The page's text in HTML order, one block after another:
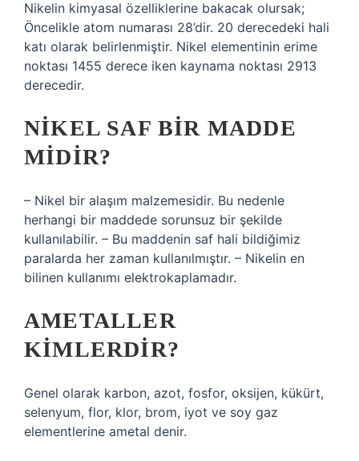
Nikelin kimyasal özelliklerine bakacak olursak;
Öncelikle atom numarası 28’dir. 20 derecedeki hali
katı olarak belirlenmiştir. Nikel elementinin erime
noktası 1455 derece iken kaynama noktası 2913
derecedir.
NIKEL SAF BIR MADDE
MIDIR?
– Nikel bir alaşım malzemesidir. Bu nedenle
herhangi bir maddede sorunsuz bir şekilde
kullanılabilir. – Bu maddenin saf hali bildiğimiz
paralarda her zaman kullanılmıştır. – Nikelin en
bilinen kullanımı elektrokaplamadır.
AMETALLER
KIMLERDIR?
Genel olarak karbon, azot, fosfor, oksijen, kükürt,
selenyum, flor, klor, brom, iyot ve soy gaz
elementlerine ametal denir.